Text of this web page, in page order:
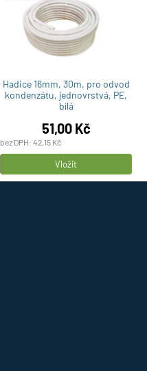
Hadice 16mm, 30m, pro odvod
kondenzátu, jednovrstvá, PE,
bílá
51,00 Kč
bez DPH: 42,15 Kč
Počet
produktů
Vložit